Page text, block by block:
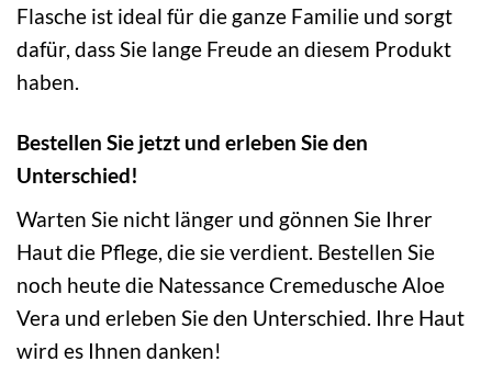
Flasche ist ideal für die ganze Familie und sorgt
dafür, dass Sie lange Freude an diesem Produkt
haben.
Bestellen Sie jetzt und erleben Sie den
Unterschied!
Warten Sie nicht länger und gönnen Sie Ihrer
Haut die Pflege, die sie verdient. Bestellen Sie
noch heute die Natessance Cremedusche Aloe
Vera und erleben Sie den Unterschied. Ihre Haut
wird es Ihnen danken!